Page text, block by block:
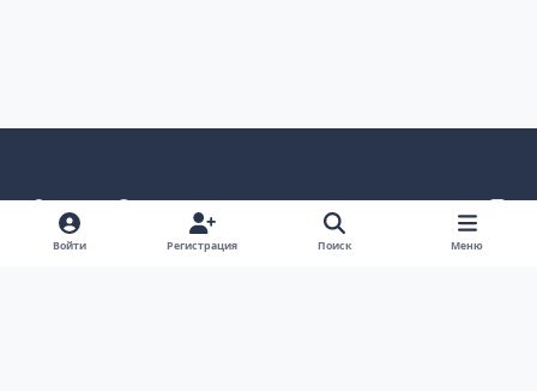
Светлый режим
Темный режим
Как в системе
v
k
Политика конфиденциальности
Войти Регистрация Поиск Меню